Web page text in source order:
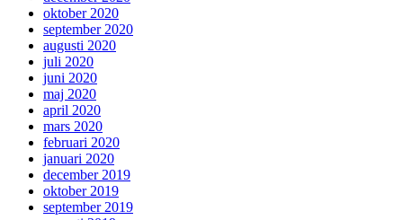
oktober 2020
september 2020
augusti 2020
juli 2020
juni 2020
maj 2020
april 2020
mars 2020
februari 2020
januari 2020
december 2019
oktober 2019
september 2019